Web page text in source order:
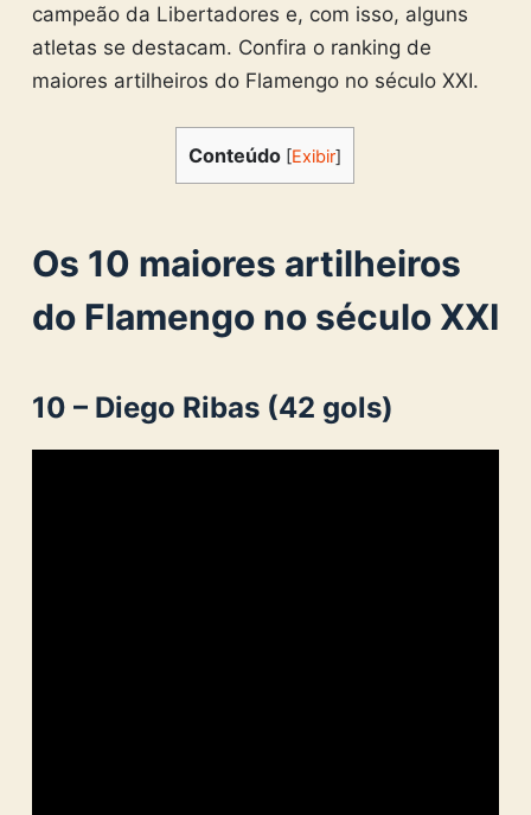
campeão da Libertadores e, com isso, alguns
atletas se destacam. Confira o ranking de
maiores artilheiros do Flamengo no século XXI.
Conteúdo [Exibir]
Os 10 maiores artilheiros
do Flamengo no século XXI
10 – Diego Ribas (42 gols)